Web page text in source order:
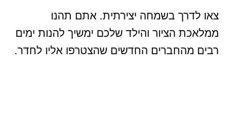
צאו לדרך בשמחה יצירתית. אתם תהנו
ממלאכת הציור והילד שלכם ימשיך להנות ימים
רבים מהחברים החדשים שהצטרפו אליו לחדר.